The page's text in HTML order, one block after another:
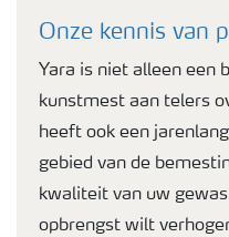
Onze kennis van
Yara is niet alleen een
kunstmest aan telers
heeft ook een
gebied van de
kwaliteit van uw
opbrengst wilt